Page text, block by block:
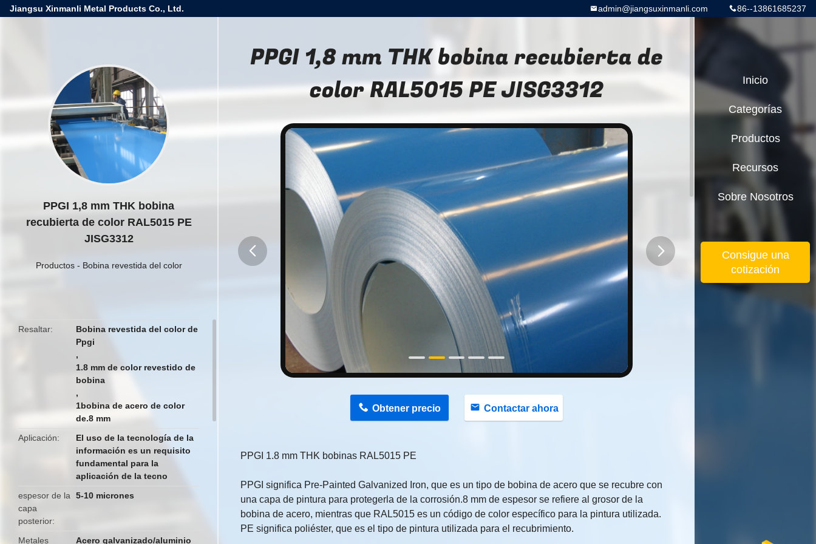
Jiangsu Xinmanli Metal Products Co., Ltd. 86--13861685237
admin@jiangsuxinmanli.com
PPGI 1,8 mm THK bobina
recubierta de color RAL5015 PE
JISG3312
Productos- Bobina revestida del color
Resaltar
Bobina revestida del color de
Ppgi
,
1.8 mm de color revestido de
bobina
,
1bobina de acero de color
de.8 mm
Aplicación
El uso de la tecnología de la
información es un requisito
fundamental para la
aplicación de la tecno
espesor de la
capa
posterior
5-10 micrones
Metales Acero galvanizado/aluminio
PPGI 1,8 mm THK bobina recubierta de
color RAL5015 PE JISG3312
Obtener precio Contactar ahora
PPGI 1.8 mm THK bobinas RAL5015 PE
PPGI significa Pre-Painted Galvanized Iron, que es un tipo de bobina de acero que se recubre con
una capa de pintura para protegerla de la corrosión.8 mm de espesor se refiere al grosor de la
bobina de acero, mientras que RAL5015 es un código de color específico para la pintura utilizada.
PE significa poliéster, que es el tipo de pintura utilizada para el recubrimiento.
Inicio
Categorías
Productos
Recursos
Sobre Nosotros
Consigue una
cotización